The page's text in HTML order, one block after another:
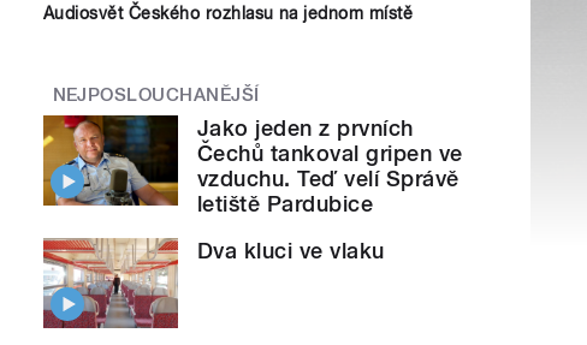
Audiosvět Českého rozhlasu na jednom místě
NEJPOSLOUCHANĚJŠÍ
Jako jeden z prvních
Čechů tankoval gripen ve
vzduchu. Teď velí Správě
letiště Pardubice
Dva kluci ve vlaku